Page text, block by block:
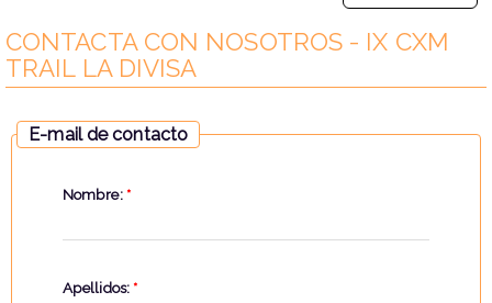
CONTACTA CON NOSOTROS - IX CXM
TRAIL LA DIVISA
E-mail de contacto
Nombre: *
Apellidos: *